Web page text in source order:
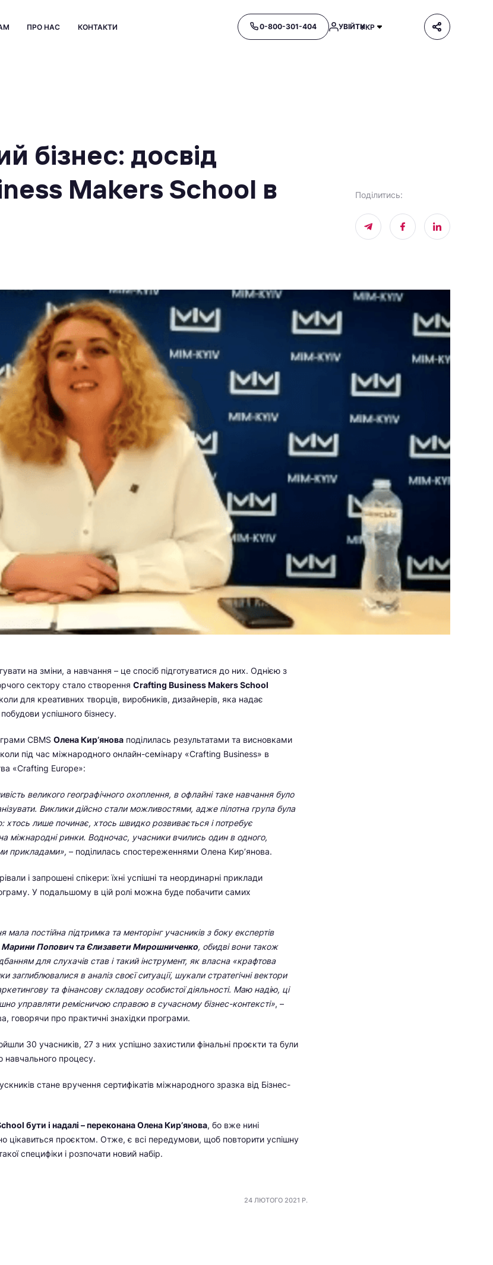
ПРО НАС КОНТАКТИ 0-800-301-404 УВІЙТИУКР
бізнес: досвід
Makers School в
Поділитись:
на зміни, а навчання – це спосіб підготуватися до них. Однією з
сектору стало створення Crafting Business Makers School
для креативних творців, виробників, дизайнерів, яка надає
успішного бізнесу.
CBMS Олена Кир’янова поділилась результатами та висновками
під час міжнародного онлайн-семінару «Crafting Business» в
«Crafting Europe»:
великого географічного охоплення, в офлайні таке навчання було
Виклики дійсно стали можливостями, адже пілотна група була
хтось лише починає, хтось швидко розвивається і потребує
міжнародні ринки. Водночас, учасники вчились один в одного,
прикладами», – поділилась спостереженнями Олена Кир’янова.
і запрошені спікери: їхні успішні та неординарні приклади
У подальшому в цій ролі можна буде побачити самих
мала постійна підтримка та менторінг учасників з боку експертів
Марини Попович та Єлизавети Мирошниченко, обидві вони також
для слухачів став і такий інструмент, як власна «крафтова
заглиблювалися в аналіз своєї ситуації, шукали стратегічні вектори
та фінансову складову особистої діяльності. Маю надію, ці
управляти ремісничою справою в сучасному бізнес-контексті», –
говорячи про практичні знахідки програми.
30 учасників, 27 з них успішно захистили фінальні проєкти та були
навчального процесу.
стане вручення сертифікатів міжнародного зразка від Бізнес-
бути і надалі – переконана Олена Кир’янова, бо вже нині
цікавиться проєктом. Отже, є всі передумови, щоб повторити успішну
специфіки і розпочати новий набір.
24 ЛЮТОГО 2021 Р.